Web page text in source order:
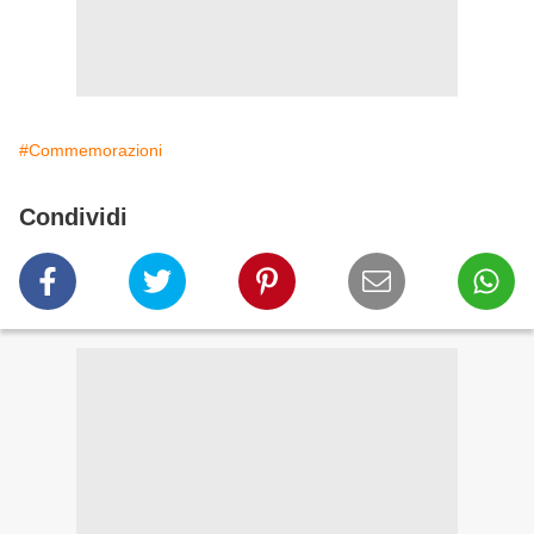
#Commemorazioni
Condividi